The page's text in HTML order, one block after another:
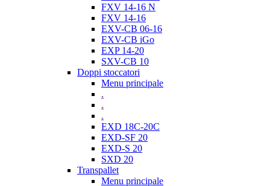
FXV 14-16 N
FXV 14-16
EXV-CB 06-16
EXV-CB iGo
EXP 14-20
SXV-CB 10
Doppi stoccatori
Menu principale
.
.
.
EXD 18C-20C
EXD-SF 20
EXD-S 20
SXD 20
Transpallet
Menu principale